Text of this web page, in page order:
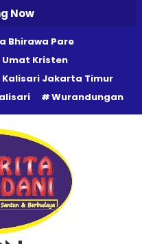
Now
Bhirawa Pare
Umat Kristen
Jakarta Timur
Wurandungan